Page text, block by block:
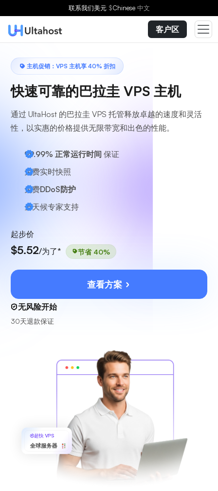
联系我们美元 $Chinese 中文
客户区
主机促销：VPS 主机享 40% 折扣
快速可靠的巴拉圭 VPS 主机
通过 UltaHost 的巴拉圭 VPS 托管释放卓越的速度和灵活
性，以实惠的价格提供无限带宽和出色的性能。
99.99% 正常运行时间 保证
免费实时快照
免费DDoS防护
全天候专家支持
起步价
$5.52/为了* 节省 40%
查看方案
无风险开始
30天退款保证
超快 VPS
全球服务器